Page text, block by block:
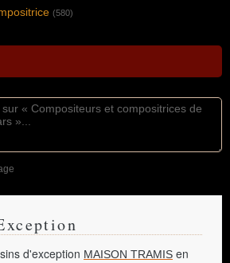
(580)
d'exception MAISON TRAMIS en